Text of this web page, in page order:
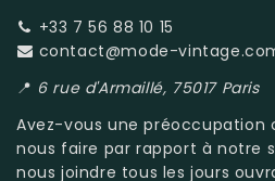
+33 7 56 88 10 15
contact@mode-
📍 6 rue d'Armaillé, 75017 Paris
Avez-vous une préoccupation
nous faire par rapport ànotre
nous joindre tous les jours